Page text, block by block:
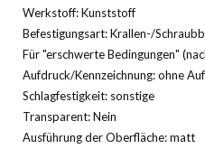
Werkstoff: Kunststoff
Befestigungsart: Krallen-/
Für "erschwerte Bedingungen"
Aufdruck/Kennzeichnung: ohne
Schlagfestigkeit: sonstige
Transparent: Nein
Ausführung der Oberfläche: matt